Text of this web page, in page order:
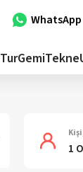
WhatsApp
TurGemiTekne
1